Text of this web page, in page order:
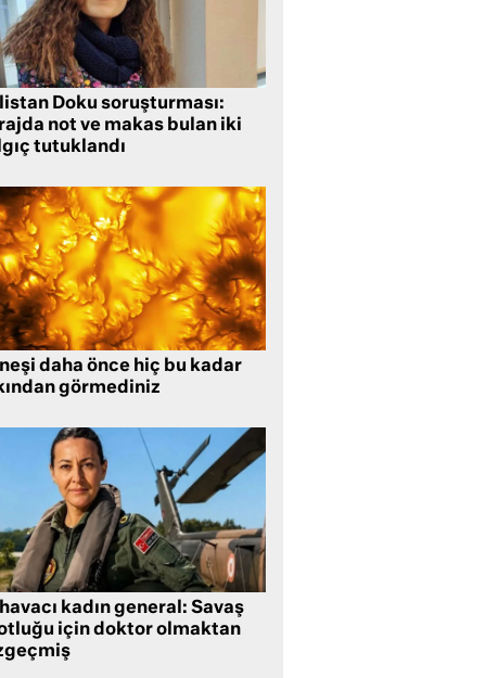
Doku soruşturması:
not ve makas bulan iki
tutuklandı
daha önce hiç bu kadar
görmediniz
kadın general: Savaş
için doktor olmaktan